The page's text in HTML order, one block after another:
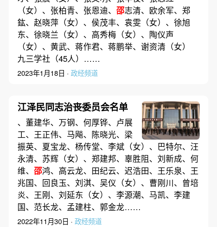
（女）、张柏青、张恩迪、 邵志清、欧余军、郑
鈜、赵晓萍（女）、侯茂丰、袁雯（女）、徐旭
东、徐晓兰（女）、高秀梅（女）、陶仪声
（女）、黄武、蒋作君、蒋鹏举、谢资清（女）
九三学社（45人）……
2023年1月18日 · 政经频道
江泽民同志治丧委员会名单
、董建华、万钢、何厚铧、卢展
工、王正伟、马飚、陈晓光、梁
振英、夏宝龙、杨传堂、李斌（女）、巴特尔、汪
永清、苏辉（女）、郑建邦、辜胜阻、刘新成、何
维、 邵鸿、高云龙、田纪云、迟浩田、王乐泉、王
兆国、回良玉、刘淇、吴仪（女）、曹刚川、曾培
炎、王刚、刘延东（女）、李源潮、马凯、李建
国、范长龙、孟建柱、郭金龙……
2022年11月30日 · 政经频道